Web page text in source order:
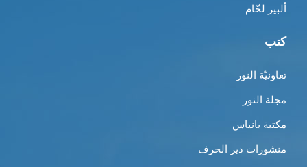
ألبير لحّام
كتب
تعاونيّة النور
مجلة النور
مكتبة بانياس
منشورات دير الحرف